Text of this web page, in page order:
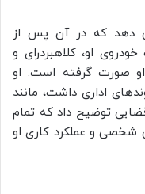
دهد که در آن پس از
او، کلاهبردرای و
صورت گرفته است. او
اداری داشت، مانند
توضیح داد که تمام
شخصی و عملکرد کاری او